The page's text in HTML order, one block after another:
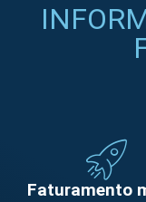
Faturamento